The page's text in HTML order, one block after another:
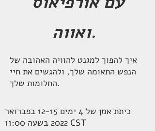
ואווה.
איך להפוך למגנט להוויה האהובה של
הנפש התאומה שלך, ולהגשים את חיי
החלומות שלך.
כיתת אמן של 4 ימים 12-15 בפברואר
2022 בשעה 11:00 CST